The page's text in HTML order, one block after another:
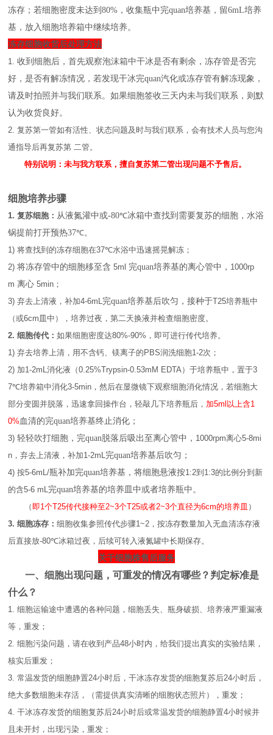
冻存；若细胞密度未达到80%，收集瓶中完quan培养基，留6mL培养
基，放入细胞培养箱中继续培养。
冻存细胞收货后处理方法
1.收到细胞后，首先观察泡沫箱中干冰是否有剩余，冻存管是否完
好，是否有解冻情况，若发现干冰完quan汽化或冻存管有解冻现象，
请及时拍照并与我们联系。如果细胞签收三天内未与我们联系，则默
认为收货良好。
2.复苏第一管如有活性、状态问题及时与我们联系，会有技术人员与您沟
通指导后再复苏第 二管。
特别说明：未与我方联系，擅自复苏第二管出现问题不予售后。
细胞培养步骤
1.复苏细胞： 从液氮灌中或-80℃冰箱中查找到需要复苏的细胞，水浴
锅提前打开预热37℃。
1)将查找到的冻存细胞在37℃水浴中迅速摇晃解冻；
2)将冻存管中的细胞移至含 5ml 完quan培养基的离心管中， 1000rp
m离心 5min ；
3)弃去上清液，补加4-6mL完quan培养基后吹匀，接种于T25培养瓶中
（或6cm 皿中），培养过夜，第二天换液并检查细胞密度。
2.细胞传代：如果细胞密度达80%-90% ，即可进行传代培养。
1)弃去培养上清，用不含钙、镁离子的 PBS润洗细胞1-2次；
2) 加1-2mL消化液（0.25%Trypsin-0.53mM EDTA）于培养瓶中，置于3
7℃培养箱中消化3-5min ，然后在显微镜下观察细胞消化情况，若细胞大
部分变圆并脱落，迅速拿回操作台，轻敲几下培养瓶后， 加5ml 以上含1
0% 血清的完quan培养基终止消化；
3)轻轻吹打细胞，完quan脱落后吸出至离心管中， 1000rpm离心5-8mi
n ，弃去上清液，补加1-2mL完quan培养基后吹匀；
4)按5-6mL/瓶补加完quan培养基，将细胞悬液按1:2到 1:3的比例分到新
的含5-6 mL完quan培养基的培养皿中或者培养瓶中。
（ 即1个T25传代接种至2~3个T25或者2~3个直径为6cm的培养皿 ）
3.细胞冻存：细胞收集参照传代步骤1~2 ，按冻存数量加入无血清冻存液
后直接放-80℃冰箱过夜，后续可转入液氮罐中长期保存。
关于细胞株售后服务
一、细胞出现问题，可重发的情况有哪些？判定标准是
什么？
1.细胞运输途中遭遇的各种问题，细胞丢失、瓶身破损、培养液严重漏液
等，重发；
2.细胞污染问题，请在收到产品48小时内，给我们提出真实的实验结果，
核实后重发；
3.常温发货的细胞静置24小时后，干冰冻存发货的细胞复苏后24小时后，
绝大多数细胞未存活，（需提供真实清晰的细胞状态照片），重发；
4.干冰冻存发货的细胞复苏后24小时后或常温发货的细胞静置4小时候并
且未开封，出现污染，重发；